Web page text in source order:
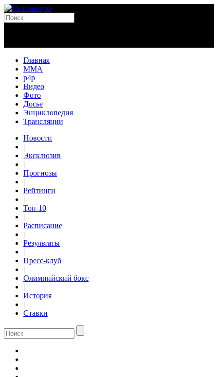
Главная
MMA
p4p
Видео
Фото
Досье
Энциклопедия
Трансляции
Новости
|
Эксклюзив
|
Прогнозы
|
Рейтинги
|
Топ-10
|
Расписание
|
Результаты
|
Пресс-клуб
|
Олимпийский бокс
|
История
|
Ставки